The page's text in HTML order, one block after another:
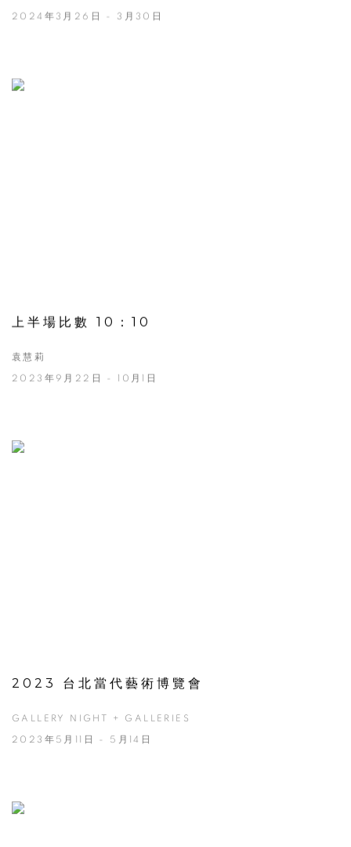
2024年3月26日 - 3月30日
上半場比數 10：10
袁慧莉
2023年9月22日 - 10月1日
2023 台北當代藝術博覽會
GALLERY NIGHT + GALLERIES
2023年5月11日 - 5月14日